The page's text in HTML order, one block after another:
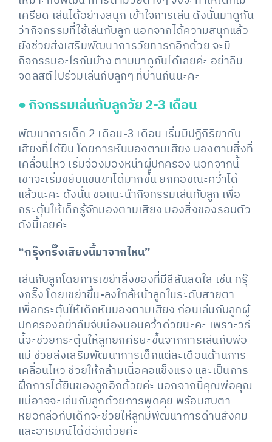
เครียด เล่นได้อย่างสนุก เข้าใจการเล่น ดังนั้นมาดูกัน
ว่ากิจกรรมที่ใช้เล่นกับลูก นอกจากได้ความสนุกแล้ว
ยังช่วยส่งเสริมพัฒนาการวัยทารกอีกด้วย จะมี
กิจกรรมอะไรกันบ้าง ตามมาดูกันได้เลยค่ะ อย่าลืม
จดลิสต์ไปร่วมเล่นกับลูกๆ ที่บ้านกันนะคะ
●กิจกรรมเล่นกับลูกวัย 2-3 เดือน
พัฒนาการเด็ก 2 เดือน-3 เดือน เริ่มมีปฏิกิริยากับ
เสียงที่ได้ยิน โดยการหันมองตามเสียง มองตามสิ่งที่
เคลื่อนไหว เริ่มจ้องมองหน้าผู้ปกครอง นอกจากนี้
เขาจะเริ่มขยับแขนขาได้มากขึ้น ยกคอขณะคว่ำได้
แล้วนะคะ ดังนั้น ขอแนะนำกิจกรรมเล่นกับลูก เพื่อ
กระตุ้นให้เด็กรู้จักมองตามเสียง มองสิ่งของรอบตัว
ดังนี้เลยค่ะ
“กรุ๊งกริ๊งเสียงนี้มาจากไหน”
เล่นกับลูกโดยการเขย่าสิ่งของที่มีสีสันสดใส เช่น กรุ๊
งกริ๊ง โดยเขย่าขึ้น-ลงใกล้หน้าลูกในระดับสายตา
เพื่อกระตุ้นให้เด็กหันมองตามเสียง ก่อนเล่นกับลูกผู้
ปกครองอย่าลืมจับน้องนอนคว่ำด้วยนะคะ เพราะวิธี
นี้จะช่วยกระตุ้นให้ลูกยกศีรษะขึ้นจากการเล่นกับพ่อ
แม่ ช่วยส่งเสริมพัฒนาการเด็กแต่ละเดือนด้านการ
เคลื่อนไหว ช่วยให้กล้ามเนื้อคอแข็งแรง และเป็นการ
ฝึกการได้ยินของลูกอีกด้วยค่ะ นอกจากนี้คุณพ่อคุณ
แม่อาจจะเล่นกับลูกด้วยการพูดคุย พร้อมสบตา
หยอกล้อกับเด็กจะช่วยให้ลูกมีพัฒนาการด้านสังคม
และอารมณ์ได้ดีอีกด้วยค่ะ